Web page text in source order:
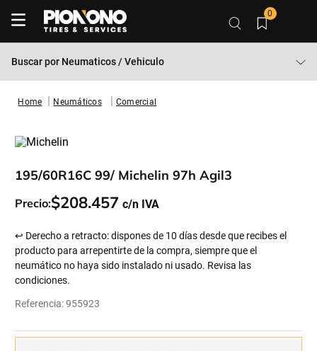
0
Buscar por Neumaticos / Vehiculo
Neumáticos Comercial
195/60R16C 99/ Michelin 97h Agil3
Precio:$208.457
↩ Derecho a retracto: dispones de 10 días desde que recibes el
producto para arrepentirte de la compra, siempre que el
neumático no haya sido instalado ni usado. Revisa las
condiciones.
Referencia:955923